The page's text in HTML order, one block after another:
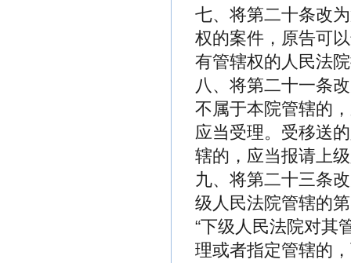
七、将第二十条改
权的案件，原告可
有管辖权的人民法
八、将第二十一条
不属于本院管辖的
应当受理。受移送
辖的，应当报请上
九、将第二十三条
级人民法院管辖的
“下级人民法院对其
理或者指定管辖的